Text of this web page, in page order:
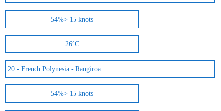
54%> 15 knots
26°C
20 -French Polynesia - Rangiroa
54%> 15 knots